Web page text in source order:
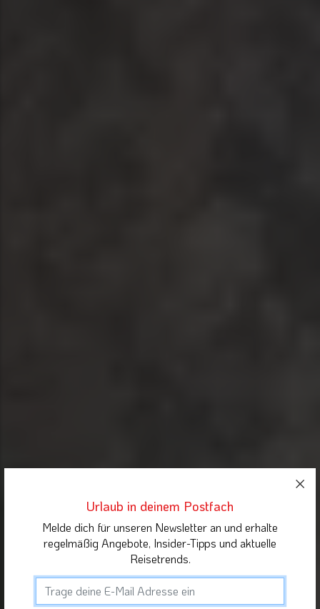
Urlaub in deinem Postfach
Melde dich für unseren Newsletter an und erhalte
regelmäßig Angebote, Insider-Tipps und aktuelle
Reisetrends.